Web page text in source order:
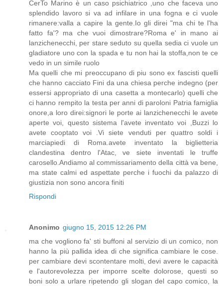
CerTo Marino è un caso psichiatrico ,uno che faceva uno
splendido lavoro si va ad infilare in una fogna e ci vuole
rimanere:valla a capire la gente.Io gli direi "ma chi te l'ha
fatto fa'? ma che vuoi dimostrare?Roma e' in mano ai
lanzichenecchi, per stare seduto su quella sedia ci vuole un
gladiatore uno con la spada e tu non hai la stoffa,non te ce
vedo in un simile ruolo
Ma quelli che mi preoccupano di piu sono ex fascisti quelli
che hanno cacciato Fini da una chiesa perche indegno (per
essersi appropriato di una casetta a montecarlo) quelli che
ci hanno rempito la testa per anni di paroloni Patria famiglia
onore,a loro direi:signori le porte ai lanzichenecchi le avete
aperte voi, questo sistema l'avete inventato voi ,Buzzi lo
avete cooptato voi .Vi siete venduti per quattro soldi i
marciapiedi di Roma.avete inventato la biglietteria
clandestina dentro l'Atac, ve siete inventati le truffe
carosello.Andiamo al commissariamento della città va bene,
ma state calmi ed aspettate perche i fuochi da palazzo di
giustizia non sono ancora finiti
Rispondi
Anonimo giugno 15, 2015 12:26 PM
ma che vogliono fa' sti buffoni al servizio di un comico, non
hanno la più pallida idea di che significa cambiare le cose.
per cambiare devi scontentare molti, devi avere le capacità
e l'autorevolezza per imporre scelte dolorose, questi so
boni solo a urlare ripetendo gli slogan del capo comico, la